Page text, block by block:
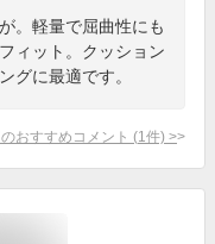
。軽量で屈曲性にも
ィット。クッション
グに最適です。
おすすめコメント (1 件) >